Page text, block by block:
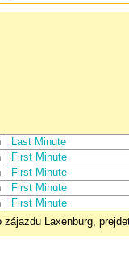
Last Minute
First Minute
First Minute
First Minute
First Minute
Laxenburg,